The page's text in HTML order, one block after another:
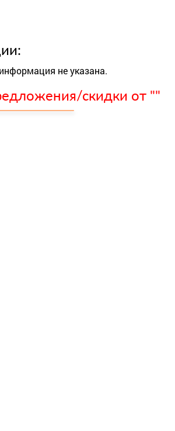
не указана.
скидки от ""